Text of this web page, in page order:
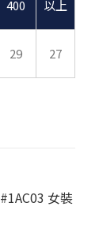
400
以上
29 27
女裝